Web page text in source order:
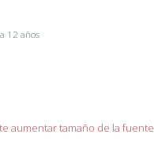
12 años
aumentar tamaño de la fuente